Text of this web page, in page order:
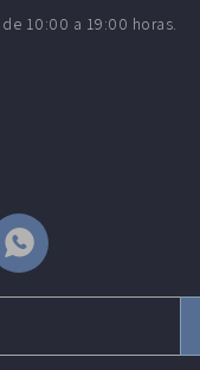

10:00 a 19:00 horas.